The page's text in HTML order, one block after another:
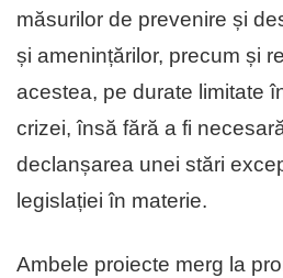
măsurilor de prevenire și
și amenințărilor, precum și
acestea, pe durate limitate
crizei, însă fără a fi
declanșarea unei stări
legislației în materie.
Ambele proiecte merg la